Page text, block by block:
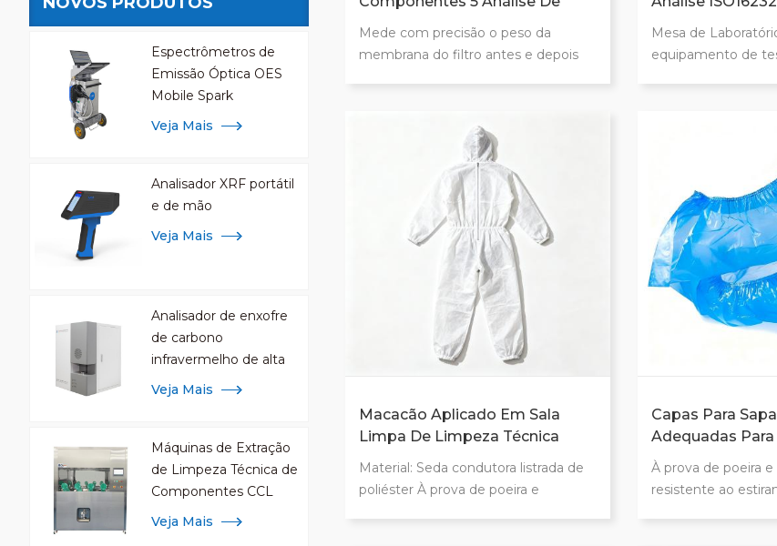
Espectrômetros de
Emissão Óptica OES
Mobile Spark
Veja Mais
Analisador XRF portátil
e de mão
Veja Mais
Analisador de enxofre
de carbono
infravermelho de alta
frequência para análise
Veja Mais
Máquinas de Extração
de Limpeza Técnica de
Componentes CCL
Veja Mais
Posição De Equilíbrio
Mede com precisão o peso da
membrana do filtro antes e depois
Mesa de
equipamento de
ecologicamente
borda de PVC -
em PVC - Trilhos
de fechamento
seções
Macacão Aplicado Em Sala
Limpa De Limpeza Técnica
Material: Seda condutora listrada de
poliéster À prova de poeira e
Capas Para
Adequadas
Limpeza Técnica
À prova de poeira
resistente ao